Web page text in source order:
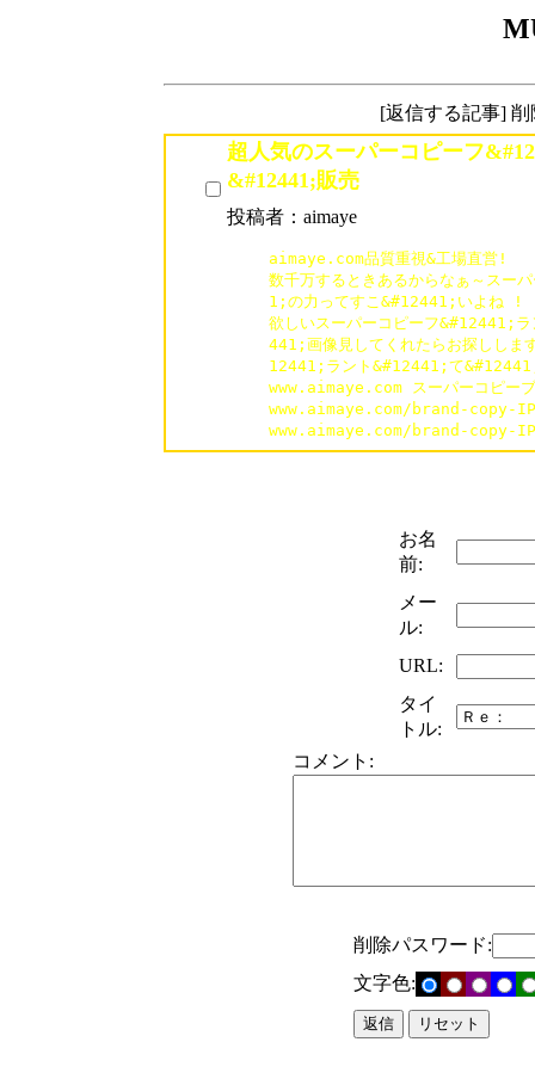
[返信する記事]
超人気のスーパーコピーフ
&#12441;販売
投稿者：aimaye
aimaye.com品質重視&工場直営!
数千万するときあるからなぁ～スー
1;の力ってすこ&#12441;いよね !
欲しいスーパーコピーフ&#12441;
441;画像見してくれたらお探ししま
12441;ラント&#12441;て
www.aimaye.com スーパーコピー
www.aimaye.com/brand-copy-
www.aimaye.com/brand-copy-
お名
前:
メー
ル:
URL:
タイ
トル:
コメント:
削除パスワード:
文字色: